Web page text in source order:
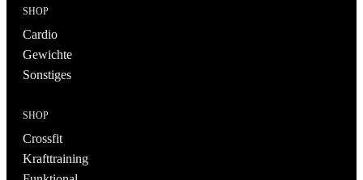
SHOP
Cardio
Gewichte
Sonstiges
SHOP
Crossfit
Krafttraining